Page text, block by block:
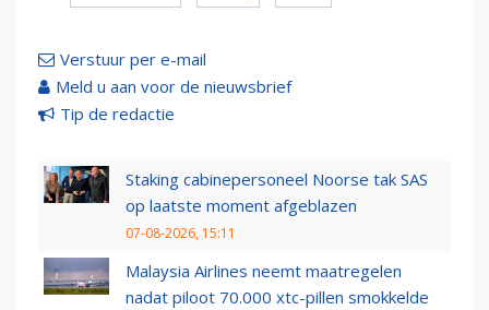
Verstuur per e-mail
Meld u aan voor de nieuwsbrief
Tip de redactie
Staking cabinepersoneel Noorse tak SAS
op laatste moment afgeblazen
07-08-2026, 15:11
Malaysia Airlines neemt maatregelen
nadat piloot 70.000 xtc-pillen smokkelde